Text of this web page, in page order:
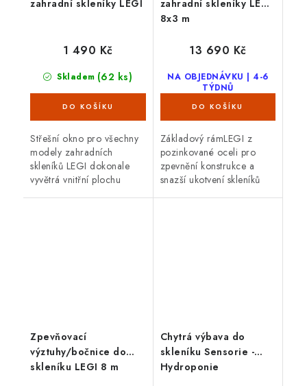
zahradní skleníky LEGI
Skladem (62 ks)
1 490 Kč
Střešní okno pro všechny
modely zahradních
skleníků LEGI dokonale
vyvětrá vnitřní plochu
zahradní skleníky LEGI
8x3 m
NA OBJEDNÁVKU | 4-6
TÝDNŮ
13 690 Kč
Základový rámLEGI z
pozinkované oceli pro
zpevnění konstrukce a
snazší ukotvení skleníků
Zpevňovací
výztuhy/bočnice do
skleníku LEGI 8 m
Chytrá výbava do
skleníku Sensorie -
Hydroponie